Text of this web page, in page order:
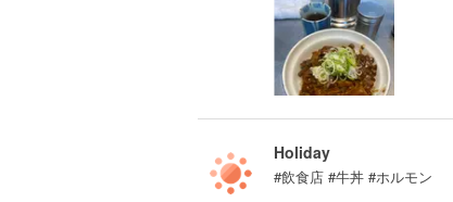
Holiday
#飲食店 #牛丼 #ホルモン